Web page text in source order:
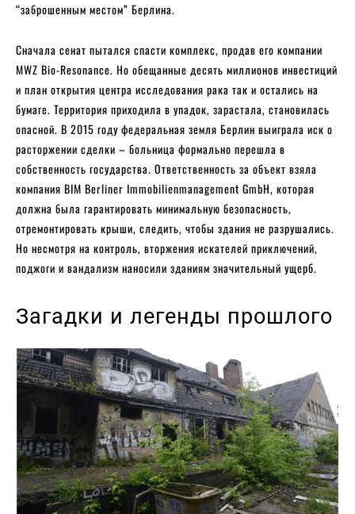
“заброшенным местом” Берлина.
Сначала сенат пытался спасти комплекс, продав его компании
MWZ Bio-Resonance. Но обещанные десять миллионов инвестиций
и план открытия центра исследования рака так и остались на
бумаге. Территория приходила в упадок, зарастала, становилась
опасной. В 2015 году федеральная земля Берлин выиграла иск о
расторжении сделки – больница формально перешла в
собственность государства. Ответственность за объект взяла
компания BIM Berliner Immobilienmanagement GmbH, которая
должна была гарантировать минимальную безопасность,
отремонтировать крыши, следить, чтобы здания не разрушались.
Но несмотря на контроль, вторжения искателей приключений,
поджоги и вандализм наносили зданиям значительный ущерб.
Загадки и легенды прошлого